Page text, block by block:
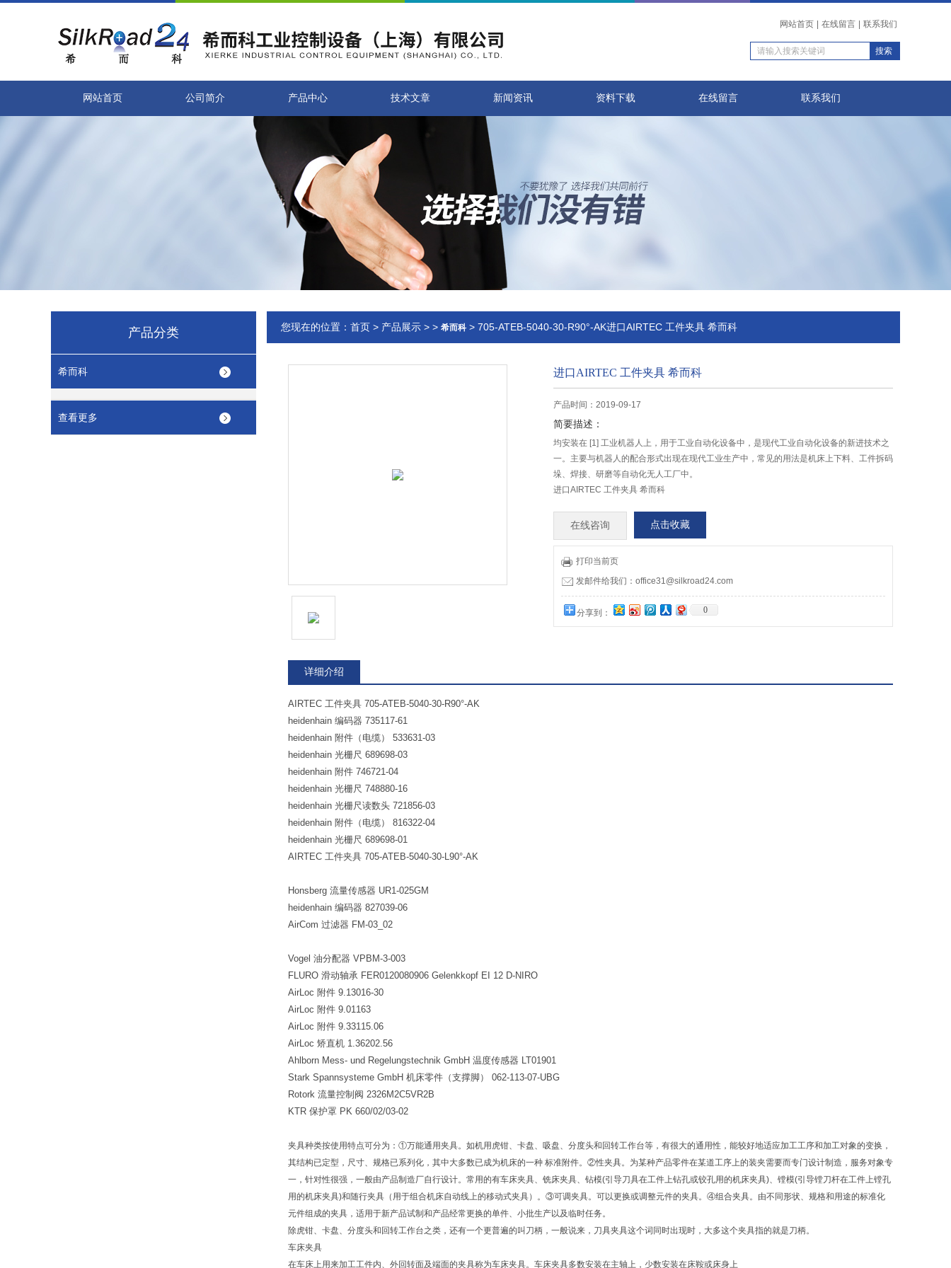
网站首页 在线留言 联系我们
网站首页 公司简介 产品中心 技术文章 新闻资讯 资料下载 在线留言 联系我们
产品分类
希而科
查看更多
您现在的位置： 首页 > 产品展示 > > 希而科> 705-ATEB-5040-30-R90°-AK进口AIRTEC 工件夹具 希而科
进口AIRTEC 工件夹具 希而科
产品时间：2019-09-17
简要描述：
均安装在 [1] 工业机器人上，用于工业自动化设备中，是现代工业自动化设备的新进技术之
一。主要与机器人的配合形式出现在现代工业生产中，常见的用法是机床上下料、工件拆码
垛、焊接、研磨等自动化无人工厂中。
进口AIRTEC 工件夹具 希而科
在线咨询 点击收藏
打印当前页
发邮件给我们：office31@silkroad24.com
分享到： 0
详细介绍
AIRTEC 工件夹具 705-ATEB-5040-30-R90°-AK
heidenhain 编码器 735117-61
heidenhain 附件（电缆） 533631-03
heidenhain 光栅尺 689698-03
heidenhain 附件 746721-04
heidenhain 光栅尺 748880-16
heidenhain 光栅尺读数头 721856-03
heidenhain 附件（电缆） 816322-04
heidenhain 光栅尺 689698-01
AIRTEC 工件夹具 705-ATEB-5040-30-L90°-AK
Honsberg 流量传感器 UR1-025GM
heidenhain 编码器 827039-06
AirCom 过滤器 FM-03_02
Vogel 油分配器 VPBM-3-003
FLURO 滑动轴承 FER0120080906 Gelenkkopf EI 12 D-NIRO
AirLoc 附件 9.13016-30
AirLoc 附件 9.01163
AirLoc 附件 9.33115.06
AirLoc 矫直机 1.36202.56
Ahlborn Mess- und Regelungstechnik GmbH 温度传感器 LT01901
Stark Spannsysteme GmbH 机床零件（支撑脚） 062-113-07-UBG
Rotork 流量控制阀 2326M2C5VR2B
KTR 保护罩 PK 660/02/03-02
夹具种类按使用特点可分为：①万能通用夹具。如机用虎钳、卡盘、吸盘、分度头和回转工作台等，有很大的通用性，能较好地适应加工工序和加工对象的变换，
其结构已定型，尺寸、规格已系列化，其中大多数已成为机床的一种 标准附件。②性夹具。为某种产品零件在某道工序上的装夹需要而专门设计制造，服务对象专
一，针对性很强，一般由产品制造厂自行设计。常用的有车床夹具、铣床夹具、钻模(引导刀具在工件上钻孔或铰孔用的机床夹具)、镗模(引导镗刀杆在工件上镗孔
用的机床夹具)和随行夹具（用于组合机床自动线上的移动式夹具）。③可调夹具。可以更换或调整元件的夹具。④组合夹具。由不同形状、规格和用途的标准化
元件组成的夹具，适用于新产品试制和产品经常更换的单件、小批生产以及临时任务。
除虎钳、卡盘、分度头和回转工作台之类，还有一个更普遍的叫刀柄，一般说来，刀具夹具这个词同时出现时，大多这个夹具指的就是刀柄。
车床夹具
在车床上用来加工工件内、外回转面及端面的夹具称为车床夹具。车床夹具多数安装在主轴上，少数安装在床鞍或床身上